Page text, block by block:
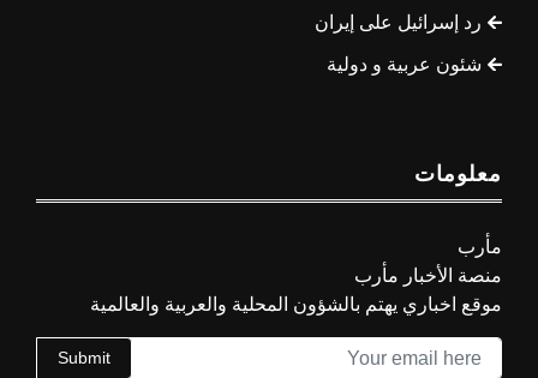
رد إسرائيل على إيران
شئون عربية و دولية
معلومات
مأرب
منصة الأخبار مأرب
موقع اخباري يهتم بالشؤون المحلية والعربية والعالمية
Submit